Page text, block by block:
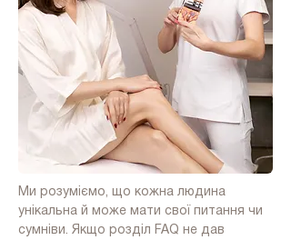
Ми розуміємо, що кожна людина
унікальна й може мати свої питання чи
сумніви. Якщо розділ FAQ не дав